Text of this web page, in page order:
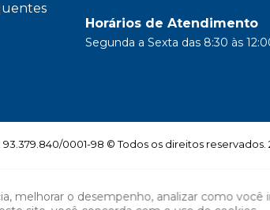
melhorar o desempenho, analizar como você
Horários de Atendimento
Segunda a Sexta das 8:30 às
93.379.840/0001-98 © Todos os direitos reservados.